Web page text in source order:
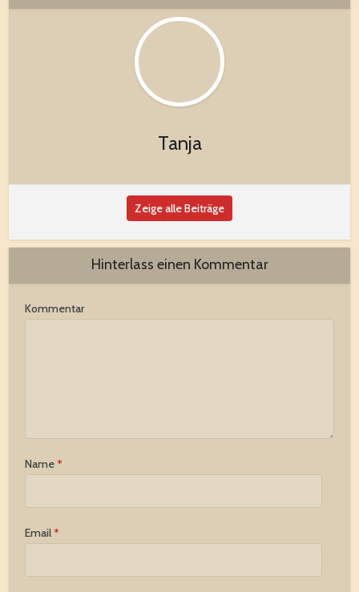
Tanja
Zeige alle Beiträge
Hinterlass einen Kommentar
Kommentar
Name*
Email*